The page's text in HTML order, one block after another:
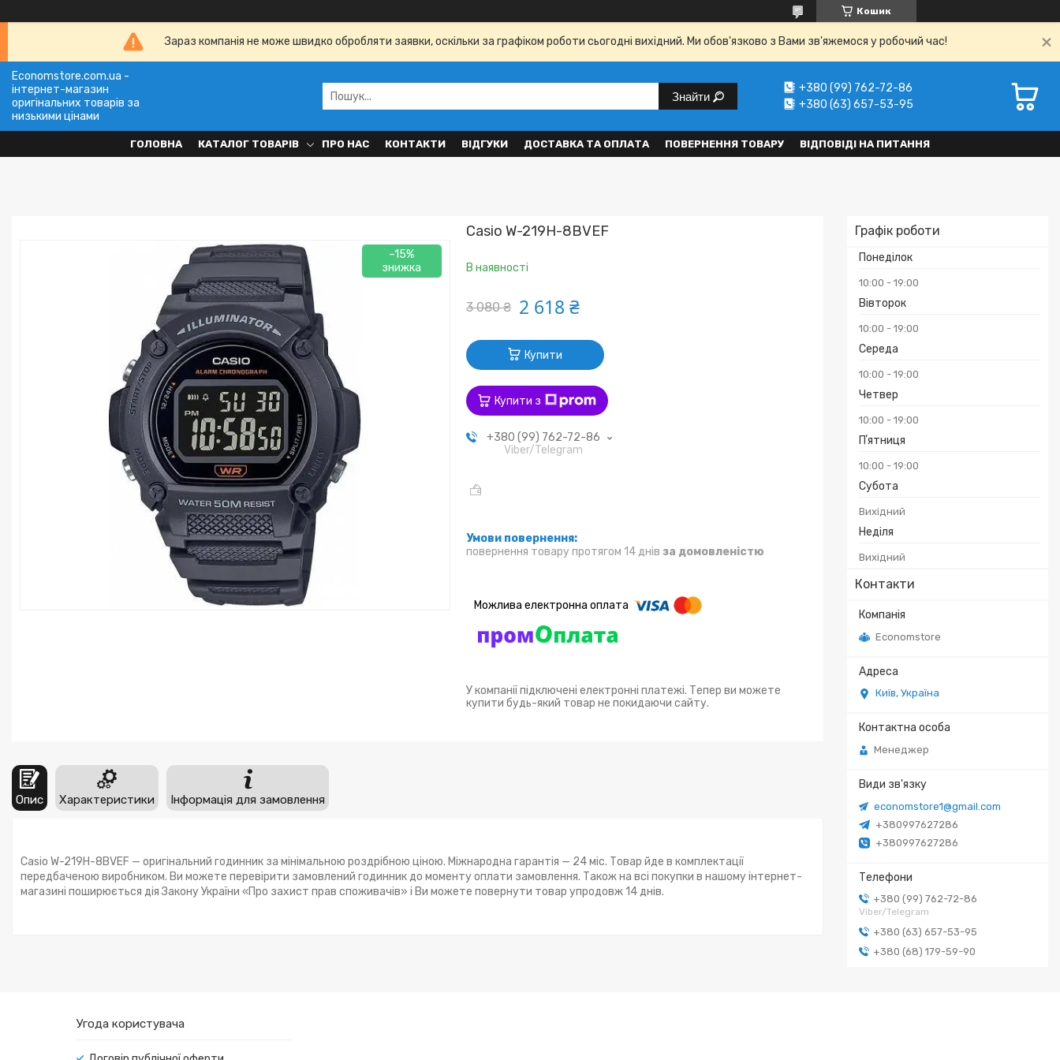
Кошик
Зараз компанія не може швидко обробляти заявки, оскільки за графіком роботи сьогодні вихідний. Ми обов'язково з Вами зв'яжемося у робочий час!
Economstore.com.ua -
інтернет-магазин
оригінальних товарів за
низькими цінами
Знайти
+380 (99) 762-72-86
+380 (63) 657-53-95
ГОЛОВНА КАТАЛОГ ТОВАРІВ ПРО НАС КОНТАКТИ ВІДГУКИ ДОСТАВКА ТА ОПЛАТА ПОВЕРНЕННЯ ТОВАРУ ВІДПОВІДІ НА ПИТАННЯ
Графік роботи
Понеділок
10:00 19:00
Вівторок
10:00 19:00
Середа
10:00 19:00
Четвер
10:00 19:00
Пʼятниця
10:00 19:00
Субота
Вихідний
Неділя
Вихідний
Контакти
Economstore
Київ, Україна
Менеджер
economstore1@gmail.com
+380997627286
+380997627286
+380 (99) 762-72-86
Viber/Telegram
+380 (63) 657-53-95
+380 (68) 179-59-90
–15%
Casio W-219H-8BVEF
В наявності
3 080 ₴ 2 618 ₴
Купити
Купити з
+380 (99) 762-72-86
Viber/Telegram
повернення товару протягом 14 днів за домовленістю
У компанії підключені електронні платежі. Тепер ви можете
купити будь-який товар не покидаючи сайту.
Опис Характеристики Інформація для замовлення
Casio W-219H-8BVEF — оригінальний годинник за мінімальною роздрібною ціною. Міжнародна гарантія — 24 міс. Товар йде в комплектації
передбаченою виробником. Ви можете перевірити замовлений годинник до моменту оплати замовлення. Також на всі покупки в нашому інтернет-
магазині поширюється дія Закону України «Про захист прав споживачів» і Ви можете повернути товар упродовж 14 днів.
Угода користувача